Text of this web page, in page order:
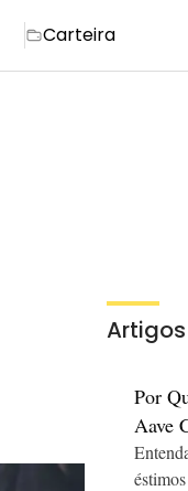
Carteira
Por
Aave